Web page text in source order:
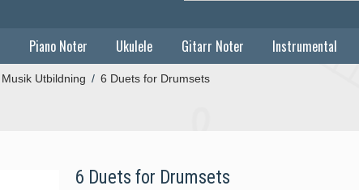
Piano Noter Ukulele Gitarr Noter Instrumental
Musik Utbildning / 6 Duets for Drumsets
6 Duets for Drumsets